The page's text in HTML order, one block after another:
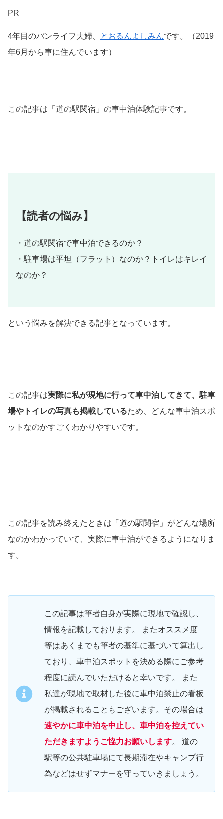
PR
4年目のバンライフ夫婦、 とおるんよしみんです。（2019
年6月から車に住んでいます）
この記事は「道の駅関宿」の車中泊体験記事です。
【読者の悩み】
・道の駅関宿で車中泊できるのか？
・駐車場は平坦（フラット）なのか？トイレはキレイ
なのか？
という悩みを解決できる記事となっています。
この記事は実際に私が現地に行って車中泊してきて、駐車
場やトイレの写真も掲載しているため、どんな車中泊スポ
ットなのかすごくわかりやすいです。
この記事を読み終えたときは「道の駅関宿」がどんな場所
なのかわかっていて、実際に車中泊ができるようになりま
す。
この記事は筆者自身が実際に現地で確認し、
情報を記載しております。 またオススメ度
等はあくまでも筆者の基準に基づいて算出し
ており、車中泊スポットを決める際にご参考
程度に読んでいただけると幸いです。 また
私達が現地で取材した後に車中泊禁止の看板
が掲載されることもございます。その場合は
速やかに車中泊を中止し、車中泊を控えてい
ただきますようご協力お願いします。 道の
駅等の公共駐車場にて長期滞在やキャンプ行
為などはせずマナーを守っていきましょう。